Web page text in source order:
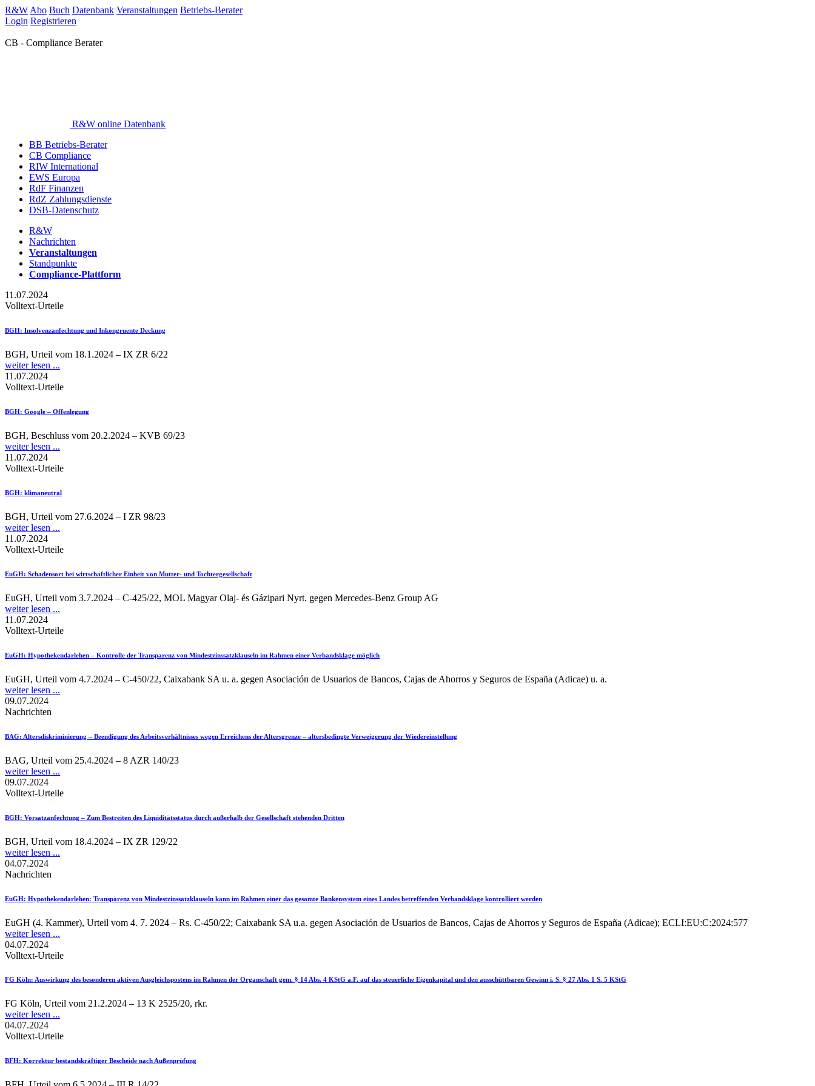
R&W Abo Buch Datenbank Veranstaltungen Betriebs-Berater
Login Registrieren
CB - Compliance Berater
R&W online Datenbank
BB Betriebs-Berater
CB Compliance
RIW International
EWS Europa
RdF Finanzen
RdZ Zahlungsdienste
DSB-Datenschutz
R&W
Nachrichten
Veranstaltungen
Standpunkte
Compliance-Plattform
11.07.2024
Volltext-Urteile
BGH: Insolvenzanfechtung und Inkongruente Deckung
BGH, Urteil vom 18.1.2024 – IX ZR 6/22
weiter lesen ...
11.07.2024
Volltext-Urteile
BGH: Google – Offenlegung
BGH, Beschluss vom 20.2.2024 – KVB 69/23
weiter lesen ...
11.07.2024
Volltext-Urteile
BGH: klimaneutral
BGH, Urteil vom 27.6.2024 – I ZR 98/23
weiter lesen ...
11.07.2024
Volltext-Urteile
EuGH: Schadensort bei wirtschaftlicher Einheit von Mutter- und Tochtergesellschaft
EuGH, Urteil vom 3.7.2024 – C-425/22, MOL Magyar Olaj- és Gázipari Nyrt. gegen Mercedes-Benz Group AG
weiter lesen ...
11.07.2024
Volltext-Urteile
EuGH: Hypothekendarlehen – Kontrolle der Transparenz von Mindestzinssatzklauseln im Rahmen einer Verbandsklage möglich
EuGH, Urteil vom 4.7.2024 – C-450/22, Caixabank SA u. a. gegen Asociación de Usuarios de Bancos, Cajas de Ahorros y Seguros de España (Adicae) u. a.
weiter lesen ...
09.07.2024
Nachrichten
BAG: Altersdiskriminierung – Beendigung des Arbeitsverhältnisses wegen Erreichens der Altersgrenze – altersbedingte Verweigerung der Wiedereinstellung
BAG, Urteil vom 25.4.2024 – 8 AZR 140/23
weiter lesen ...
09.07.2024
Volltext-Urteile
BGH: Vorsatzanfechtung – Zum Bestreiten des Liquiditätsstatus durch außerhalb der Gesellschaft stehenden Dritten
BGH, Urteil vom 18.4.2024 – IX ZR 129/22
weiter lesen ...
04.07.2024
Nachrichten
EuGH: Hypothekendarlehen: Transparenz von Mindestzinssatzklauseln kann im Rahmen einer das gesamte Bankensystem eines Landes betreffenden Verbandsklage kontrolliert werden
EuGH (4. Kammer), Urteil vom 4. 7. 2024 – Rs. C-450/22; Caixabank SA u.a. gegen Asociación de Usuarios de Bancos, Cajas de Ahorros y Seguros de España (Adicae); ECLI:EU:C:2024:577
weiter lesen ...
04.07.2024
Volltext-Urteile
FG Köln: Auswirkung des besonderen aktiven Ausgleichspostens im Rahmen der Organschaft gem. § 14 Abs. 4 KStG a.F. auf das steuerliche Eigenkapital und den ausschüttbaren Gewinn i. S. § 27 Abs. 1 S. 5 KStG
FG Köln, Urteil vom 21.2.2024 – 13 K 2525/20, rkr.
weiter lesen ...
04.07.2024
Volltext-Urteile
BFH: Korrektur bestandskräftiger Bescheide nach Außenprüfung